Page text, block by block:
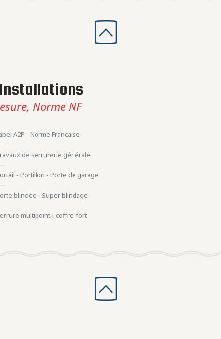
Norme NF
A2P - Norme Française
de serrurerie générale
- Portillon - Porte de garage
blindée - Super blindage
multipoint - coffre-fort